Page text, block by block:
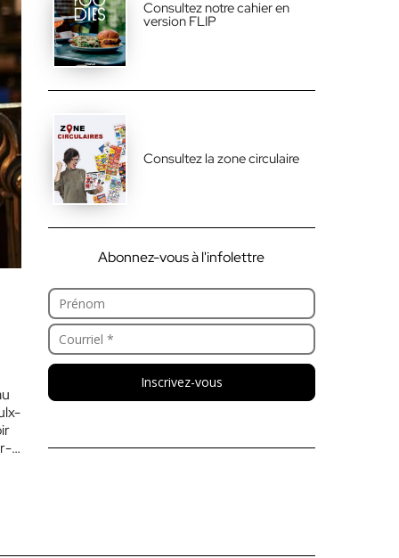
Consultez notre cahier en
version FLIP
Consultez la zone circulaire
Abonnez-vous à l'infolettre
Inscrivez-vous